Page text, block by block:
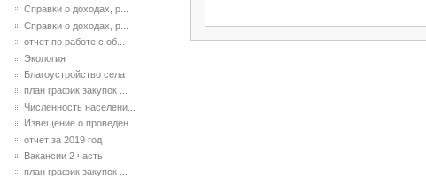
Справки о доходах, р...
Справки о доходах, р...
отчет по работе с об...
Экология
Благоустройство села
план график закупок ...
Численность населени...
Извещение о проведен...
отчет за 2019 год
Вакансии 2 часть
план график закупок ...